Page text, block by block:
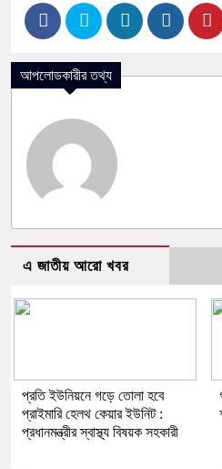
আপলোডকারীর তথ্য
এ জাতীয় আরো খবর
প্রতি ইউনিয়নে গড়ে তোলা হবে
প্রাইমারি হেলথ কেয়ার ইউনিট :
প্রধানমন্ত্রীর স্বাস্থ্য বিষয়ক সহকারী